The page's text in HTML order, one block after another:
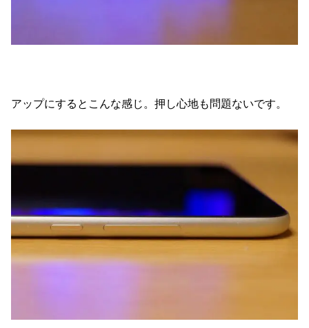
アップにするとこんな感じ。押し心地も問題ないです。